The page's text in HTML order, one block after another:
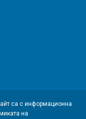
са с информационна
на